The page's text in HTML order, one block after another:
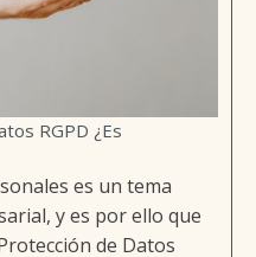
RGPD ¿Es
es un tema
y es por ello que
de Datos